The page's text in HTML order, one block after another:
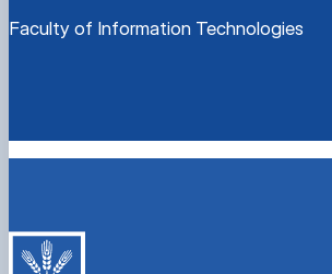
Faculty of Information Technologies